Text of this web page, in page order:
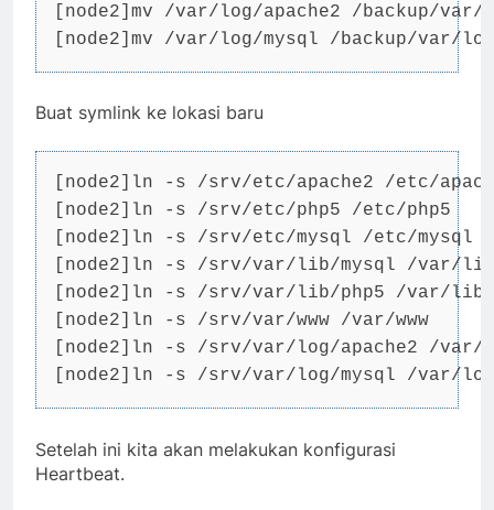
[node2]mv /var/log/apache2 /backup/var/
[node2]mv /var/log/mysql /backup/var/log
Buat symlink ke lokasi baru
[node2]ln -s /srv/etc/apache2 /etc/
[node2]ln -s /srv/etc/php5 /etc/php5
[node2]ln -s /srv/etc/mysql /etc/mysql
[node2]ln -s /srv/var/lib/mysql /var/
[node2]ln -s /srv/var/lib/php5 /var/lib/
[node2]ln -s /srv/var/www /var/www
[node2]ln -s /srv/var/log/apache2 /var/
[node2]ln -s /srv/var/log/mysql /var/
Setelah ini kita akan melakukan konfigurasi
Heartbeat.